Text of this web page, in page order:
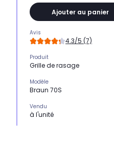
Ajouter au panier
Avis
4.3/5 (7)
Produit
Grille de rasage
Modèle
Braun 70S
Vendu
à l'unité